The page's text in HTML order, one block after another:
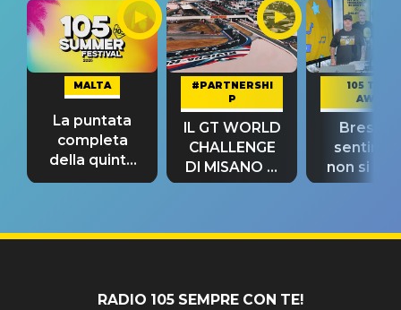
MALTA
La puntata
completa
della quinta
tappa
#PARTNERSHI
P
IL GT WORLD
CHALLENGE
DI MISANO si
riconferma
105 TAKE
AWAY
Bresh:
non si
fino alla
RADIO 105 SEMPRE CON TE!